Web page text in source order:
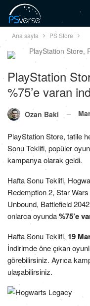
Ana sayfa PS Store
PlayStation
%75’e varan
Ozan Baki
PlayStation Store, tatile
Sonu Teklifi, popüler
kampanya olarak geldi.
Hafta Sonu Teklifi,
Redemption 2, Star
Unbound, Battlefield
onlarca oyunda%75’e
Hafta Sonu Teklifi, 19
İndirimde öne çıkan
görebilirsiniz. Ayrıca
ulaşabilirsiniz.